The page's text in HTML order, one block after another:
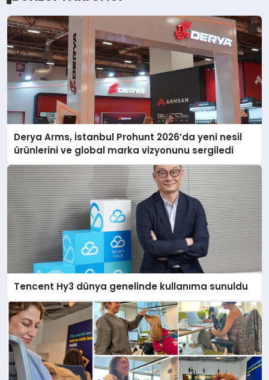
Derya Arms, İstanbul Prohunt 2026’da yeni nesil
ürünlerini ve global marka vizyonunu sergiledi
Tencent Hy3 dünya genelinde kullanıma sunuldu